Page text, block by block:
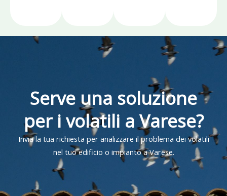
Serve una soluzione
per i volatili a Varese?
Invia la tua richiesta per analizzare il problema dei volatili
nel tuo edificio o impianto a Varese.